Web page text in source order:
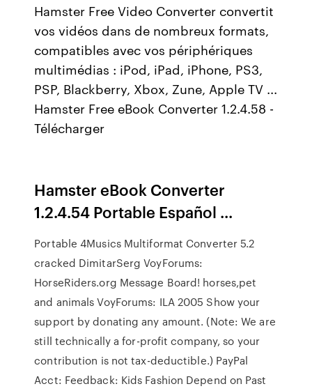
Hamster Free Video Converter convertit
vos vidéos dans de nombreux formats,
compatibles avec vos périphériques
multimédias : iPod, iPad, iPhone, PS3,
PSP, Blackberry, Xbox, Zune, Apple TV ...
Hamster Free eBook Converter 1.2.4.58 -
Télécharger
Hamster eBook Converter
1.2.4.54 Portable Español ...
Portable 4Musics Multiformat Converter 5.2
cracked DimitarSergVoyForums:
HorseRiders.org Message Board! horses,pet
and animalsVoyForums: ILA 2005 Show your
support by donating any amount. (Note: We are
still technically a for-profit company, so your
contribution is not tax-deductible.) PayPal
Acct: Feedback: Kids Fashion Depend on Past